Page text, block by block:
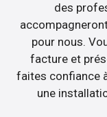
des
pour nous.
facture et
faites confiance
une